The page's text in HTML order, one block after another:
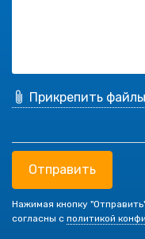
Прикрепить файлы
Отправить
Нажимая кнопку
согласны с политикой